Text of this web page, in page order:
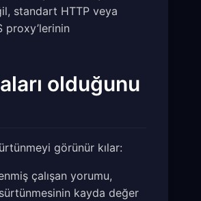
standart HTTP veya
proxy’lerinin
olduğunu
görünür kılar:
çalışan yorumu,
kayda değer